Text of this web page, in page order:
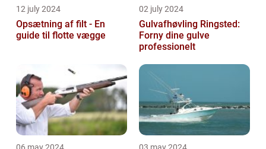
12 july 2024
Opsætning af filt - En
guide til flotte vægge
02 july 2024
Gulvafhøvling Ringsted:
Forny dine gulve
professionelt